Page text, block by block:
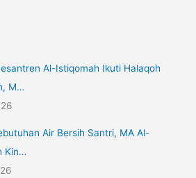
Al-Istiqomah Ikuti Halaqoh
M…
Air Bersih Santri, MA Al-
Kin…